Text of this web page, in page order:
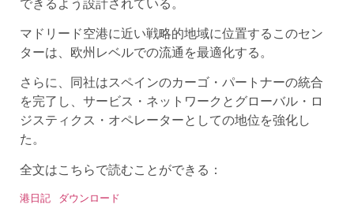
できるよう設計されている。
マドリード空港に近い戦略的地域に位置するこのセン
ターは、欧州レベルでの流通を最適化する。
さらに、同社はスペインのカーゴ・パートナーの統合
を完了し、サービス・ネットワークとグローバル・ロ
ジスティクス・オペレーターとしての地位を強化し
た。
全文はこちらで読むことができる：
港日記 ダウンロード